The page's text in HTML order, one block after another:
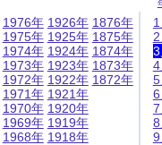
1976年
1975年
1974年
1973年
1972年
1971年
1970年
1969年
1968年
1926年
1925年
1924年
1923年
1922年
1921年
1920年
1919年
1918年
1876年
1875年
1874年
1873年
1872年